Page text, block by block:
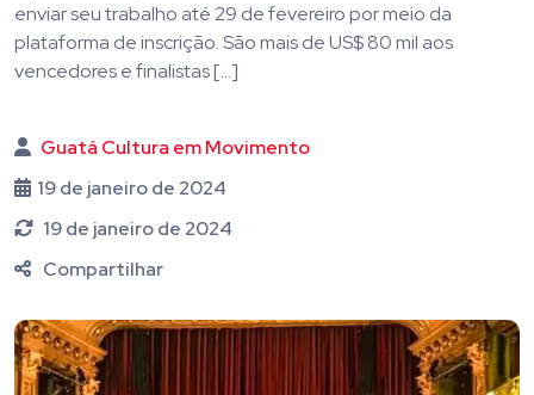
enviar seu trabalho até 29 de fevereiro por meio da
plataforma de inscrição. São mais de US$ 80 mil aos
vencedores e finalistas […]
Guatá Cultura em Movimento
19 de janeiro de 2024
19 de janeiro de 2024
Compartilhar